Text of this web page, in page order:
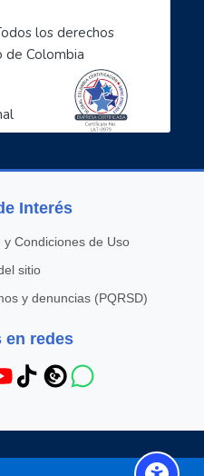
los derechos
de Colombia
Interés
y Condiciones de Uso
sitio
y denuncias (PQRSD)
en redes